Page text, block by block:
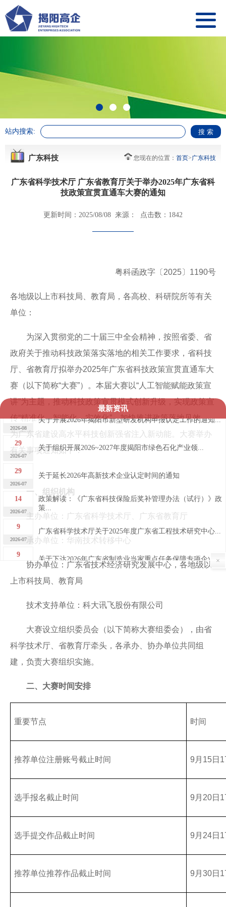
站内搜索:
广东科技 您现在的位置： 首页>广东科技
广东省科学技术厅 广东省教育厅关于举办2025年广东省科
技政策宣贯直通车大赛的通知
更新时间：2025/08/08 来源： 点击数：1842
粤科函政字〔2025〕1190号
各地级以上市科技局、教育局，各高校、科研院所等有关
单位：
为深入贯彻党的二十届三中全会精神，按照省委、省
政府关于推动科技政策落实落地的相关工作要求，省科技
厅、省教育厅拟举办2025年广东省科技政策宣贯直通车大
赛（以下简称“大赛”）。本届大赛以“人工智能赋能政策宣
讲”为主题，推动科技政策宣贯模式创新升级 ，实现政策宣
传“精准化、智能化、实效化”，加快推进政策落地见效，
为广东省建设高水平科技创新强省注入新动能 。大赛举办
有关事项通知如下：
一、组织机构
主办单位：广东省科学技术厅、广东省教育厅
承办单位：华南技术转移中心
协办单位：广东省技术经济研究发展中心，各地级以
上市科技局、教育局
技术支持单位：科大讯飞股份有限公司
大赛设立组织委员会（以下简称大赛组委会），由省
科学技术厅、省教育厅牵头，各承办、协办单位共同组
建，负责大赛组织实施。
二、大赛时间安排
重要节点 时间
推荐单位注册账号截止时间 9月15日
选手报名截止时间 9月20日
选手提交作品截止时间 9月24日
推荐单位推荐作品截止时间 9月30日
最新资讯
3
2026-08
关于开展2026年揭阳市新型研发机构申报认定工作的通知...
29
2026-07
关于组织开展2026~2027年度揭阳市绿色石化产业领...
29
2026-07
关于延长2026年高新技术企业认定时间的通知
14
2026-07
政策解读：《广东省科技保险后奖补管理办法（试行）》政
策...
9
2026-07
广东省科学技术厅关于2025年度广东省工程技术研究中心...
9
2026-07
关于下达2026年广东省制造业当家重点任务保障专项企业...
7
关于广东省2026年第四批完成异地搬迁高新技术企业的公...
2026-06
关于做好“榕江人才计划”科技创新（创业）人才申报工作
的...
29
2026年揭阳市高新技术企业申报培训及政策宣讲活动成功...
2020-11
17
关于广东省2020年第六批拟更名高新技术企业名单的公示
2020-11
×